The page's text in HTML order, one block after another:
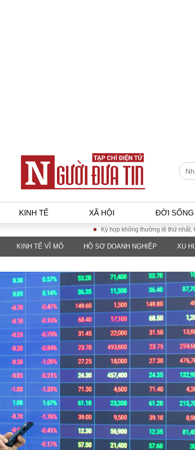
KINH TẾ XÃ HỘI ĐỜI SỐNG
KINH TẾ
Tài chính - Ngân
hàng
Kinh tế vĩ mô
Hồ sơ doanh
nghiệp
Xu hướng thị
trường
Tiêu dùng và dư
luận
Công nghệ
XÃ HỘI
Giáo dục
Văn hoá
Môi
Giao
Kỳ họp không thường lệ thứ nhất, Quốc hội
KINH TẾ VĨ MÔ HỒ SƠ DOANH NGHIỆP XU